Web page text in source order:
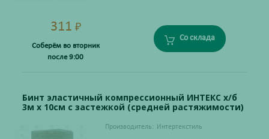
311 ₽
Соберём во вторник
после 9:00
Со склада
Бинт эластичный компрессионный ИНТЕКС х/б
3м х 10см с застежкой (средней растяжимости)
Производитель: Интертекстиль